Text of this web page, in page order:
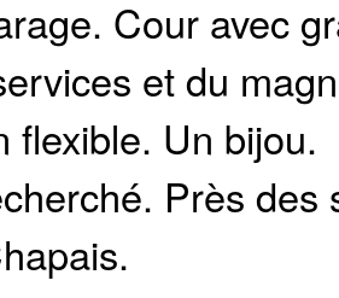
Cour avec
et du
flexible. Un bijou.
Près